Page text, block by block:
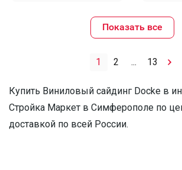
Показать все
1 2 ... 13
Купить Виниловый сайдинг Docke в
Стройка Маркет в Симферополe по
доставкой по всей России.